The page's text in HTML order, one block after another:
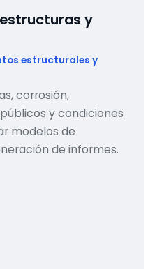
y
estructurales y
corrosión,
y condiciones
modelos de
de informes.